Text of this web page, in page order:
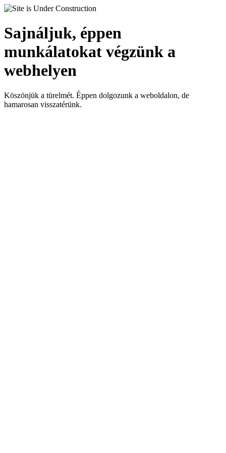
Sajnáljuk, éppen
munkálatokat végzünk a
webhelyen
Köszönjük a türelmét. Éppen dolgozunk a weboldalon, de
hamarosan visszatérünk.